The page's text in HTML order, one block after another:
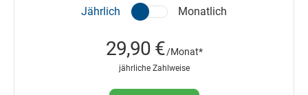
Jährlich
Monatlich
29,90 €/Monat*
jährliche Zahlweise